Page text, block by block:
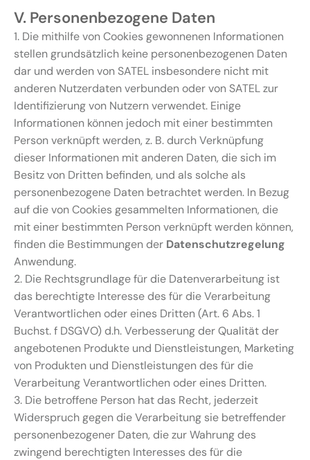
V. Personenbezogene Daten
1. Die mithilfe von Cookies gewonnenen Informationen
stellen grundsätzlich keine personenbezogenen Daten
dar und werden von SATEL insbesondere nicht mit
anderen Nutzerdaten verbunden oder von SATEL zur
Identifizierung von Nutzern verwendet. Einige
Informationen können jedoch mit einer bestimmten
Person verknüpft werden, z. B. durch Verknüpfung
dieser Informationen mit anderen Daten, die sich im
Besitz von Dritten befinden, und als solche als
personenbezogene Daten betrachtet werden. In Bezug
auf die von Cookies gesammelten Informationen, die
mit einer bestimmten Person verknüpft werden können,
finden die Bestimmungen der Datenschutzregelung
Anwendung.
2. Die Rechtsgrundlage für die Datenverarbeitung ist
das berechtigte Interesse des für die Verarbeitung
Verantwortlichen oder eines Dritten (Art. 6 Abs. 1
Buchst. f DSGVO) d.h. Verbesserung der Qualität der
angebotenen Produkte und Dienstleistungen, Marketing
von Produkten und Dienstleistungen des für die
Verarbeitung Verantwortlichen oder eines Dritten.
3. Die betroffene Person hat das Recht, jederzeit
Widerspruch gegen die Verarbeitung sie betreffender
personenbezogener Daten, die zur Wahrung des
zwingend berechtigten Interesses des für die